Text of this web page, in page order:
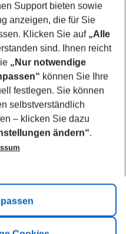
filter
Support bieten sowie
anzeigen, die für Sie
Klicken Sie auf „Alle
sind. Ihnen reicht
„Nur notwendige
können Sie Ihre
festlegen. Sie können
selbstverständlich
– klicken Sie dazu
ändern“.